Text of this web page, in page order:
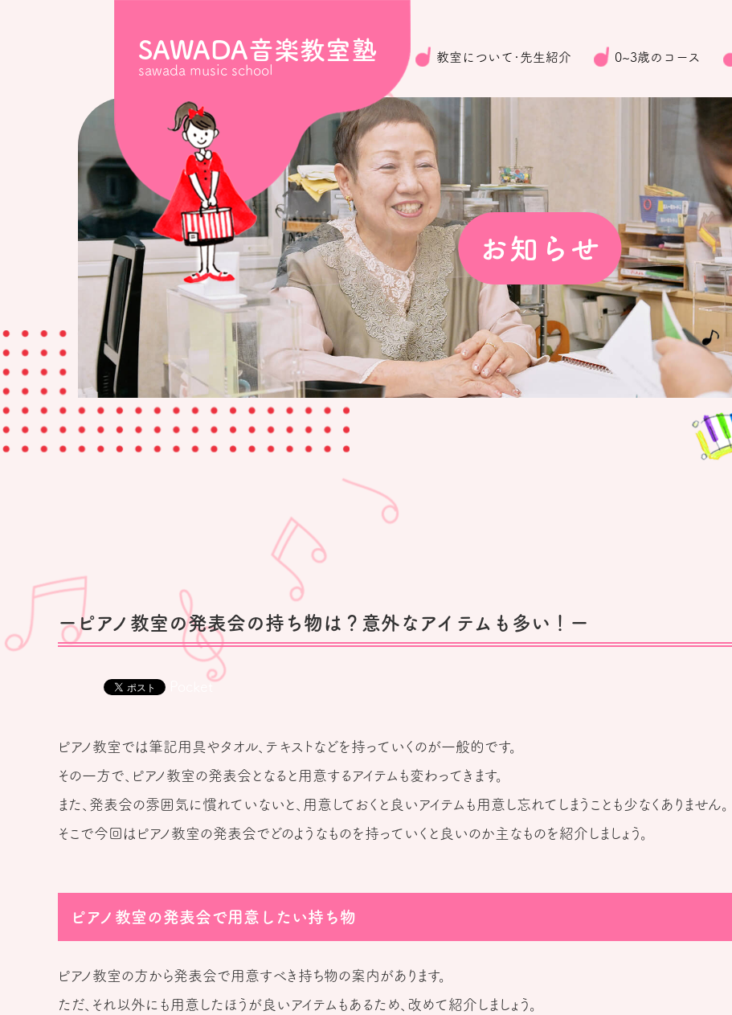
SAWADA音楽教室塾
sawada music school
教室について･先生紹介 0~3歳のコース
お知らせ
ーピアノ教室の発表会の持ち物は？意外なアイテムも多い！ー
Pocket
ピアノ教室では筆記用具やタオル、テキストなどを持っていくのが一般的です。
その一方で、ピアノ教室の発表会となると用意するアイテムも変わってきます。
また、発表会の雰囲気に慣れていないと、用意しておくと良いアイテムも用意し忘れてしまうことも少なくありません。
そこで今回はピアノ教室の発表会でどのようなものを持っていくと良いのか主なものを紹介しましょう。
ピアノ教室の発表会で用意したい持ち物
ピアノ教室の方から発表会で用意すべき持ち物の案内があります。
ただ、それ以外にも用意したほうが良いアイテムもあるため、改めて紹介しましょう。